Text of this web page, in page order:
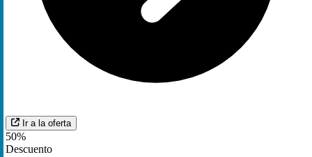
Ir a la oferta
50%
Descuento